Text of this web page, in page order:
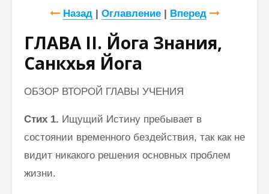
Назад| Оглавление| Вперед
ГЛАВА II. Йога Знания,
Санкхья Йога
ОБЗОР ВТОРОЙ ГЛАВЫ УЧЕНИЯ
Стих 1. Ищущий Истину пребывает в
состоянии временного бездей­ствия, так как не
видит никакого решения основных проблем
жизни.